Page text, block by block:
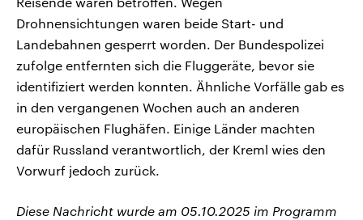
Drohnensichtungen waren beide Start- und
Landebahnen gesperrt worden. Der Bundespolizei
zufolge entfernten sich die Fluggeräte, bevor sie
identifiziert werden konnten. Ähnliche Vorfälle gab es
in den vergangenen Wochen auch an anderen
europäischen Flughäfen. Einige Länder machten
dafür Russland verantwortlich, der Kreml wies den
Vorwurf jedoch zurück.
Diese Nachricht wurde am 05.10.2025 im Programm